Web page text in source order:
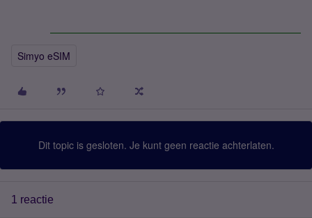
Simyo eSIM
Dit topic is gesloten. Je kunt geen reactie achterlaten.
1 reactie